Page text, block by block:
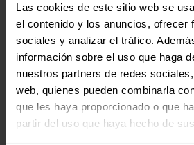
Las cookies de este sitio web se
el contenido y los anuncios, ofrecer
sociales y analizar el tráfico.
información sobre el uso que haga
nuestros partners de redes
web, quienes pueden combinarla
que les haya proporcionado o que
partir del uso que haya hecho de
Presentado por la escritora y
‘Voces por una causa’es el podcast
Entreculturasque explora
medioambientales y culturales a
primera persona. Los programas se
jueves en nuestro canal de Youtube,
y en Apple Podcast.